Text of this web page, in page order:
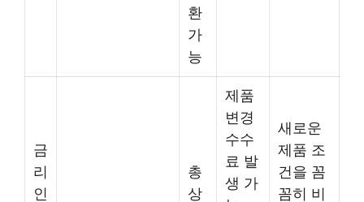
환
가
능
금
리
인
총
상
제품
변경
수수
료 발
생 가
새로운
제품 조
건을 꼼
꼼히 비